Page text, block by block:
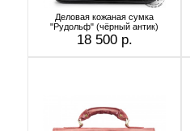
Деловая кожаная сумка
"Рудольф" (чёрный антик)
18 500 р.